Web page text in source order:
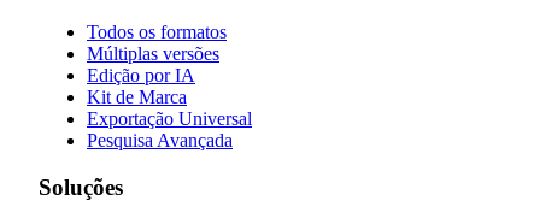
Todos os formatos
Múltiplas versões
Edição por IA
Kit de Marca
Exportação Universal
Pesquisa Avançada
Soluções